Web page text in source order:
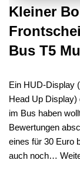
Kleiner
Bus T5
Ein HUD-Display
Head Up Display)
im Bus haben
Bewertungen
eines für 30 Euro
auch noch…